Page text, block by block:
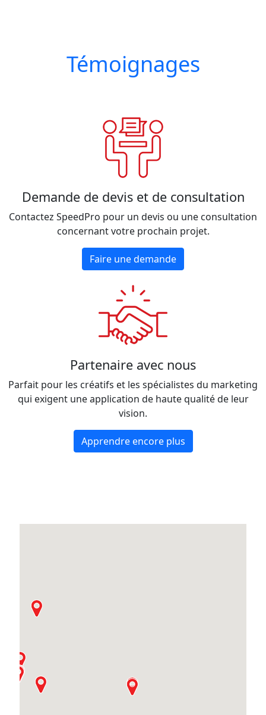
Témoignages
Demande de devis et de consultation
Contactez SpeedPro pour un devis ou une consultation
concernant votre prochain projet.
Faire une demande
Partenaire avec nous
Parfait pour les créatifs et les spécialistes du marketing
qui exigent une application de haute qualité de leur
vision.
Apprendre encore plus